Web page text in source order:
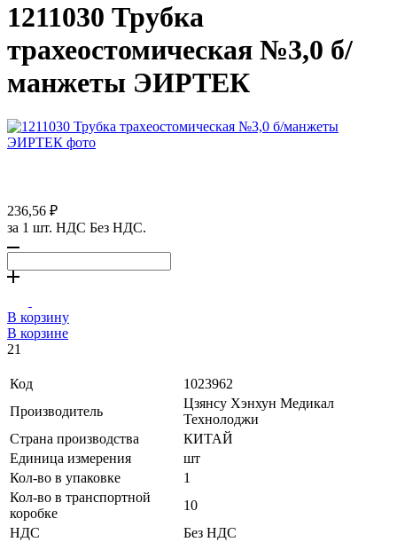
1211030 Трубка
трахеостомическая №3,0 б/
манжеты ЭИРТЕК
236,56 ₽
за 1 шт. НДС Без НДС.
В корзину
В корзине
21
Код
1023962
Производитель
Цзянсу Хэнхун Медикал
Технолоджи
Страна производства
КИТАЙ
Единица измерения
шт
Кол-во в упаковке
1
Кол-во в транспортной
коробке
10
НДС
Без НДС